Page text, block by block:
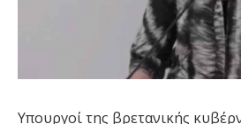
Υπουργοί της βρετανικής